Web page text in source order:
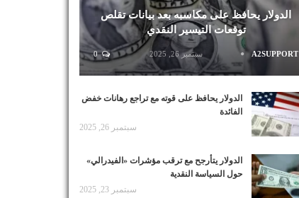
الدولار يحافظ على مكاسبه بعد بيانات تقلص
توقعات التيسير النقدي
A2SUPPORT سبتمبر 26, 2025 0
الدولار يحافظ على قوته مع تراجع رهانات خفض
الفائدة
سبتمبر 26, 2025
الدولار يتأرجح مع ترقب مؤشرات «الفيدرالي»
حول السياسة النقدية
سبتمبر 23, 2025